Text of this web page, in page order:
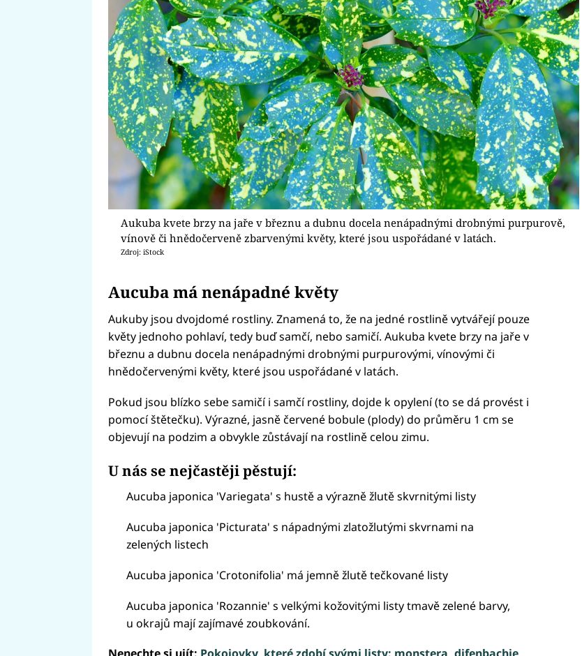
Aukuba kvete brzy na jaře v březnu a dubnu docela nenápadnými drobnými purpurově,
vínově či hnědočerveně zbarvenými květy, které jsou uspořádané v latách.
Zdroj: iStock
Aucuba má nenápadné květy
Aukuby jsou dvojdomé rostliny. Znamená to, že na jedné rostlině vytvářejí pouze
květy jednoho pohlaví, tedy buď samčí, nebo samičí. Aukuba kvete brzy na jaře v
březnu a dubnu docela nenápadnými drobnými purpurovými, vínovými či
hnědočervenými květy, které jsou uspořádané v latách.
Pokud jsou blízko sebe samičí i samčí rostliny, dojde k opylení (to se dá provést i
pomocí štětečku). Výrazné, jasně červené bobule (plody) do průměru 1 cm se
objevují na podzim a obvykle zůstávají na rostlině celou zimu.
U nás se nejčastěji pěstují:
Aucuba japonica 'Variegata' s hustě a výrazně žlutě skvrnitými listy
Aucuba japonica 'Picturata' s nápadnými zlatožlutými skvrnami na
zelených listech
Aucuba japonica 'Crotonifolia' má jemně žlutě tečkované listy
Aucuba japonica 'Rozannie' s velkými kožovitými listy tmavě zelené barvy,
u okrajů mají zajímavé zoubkování.